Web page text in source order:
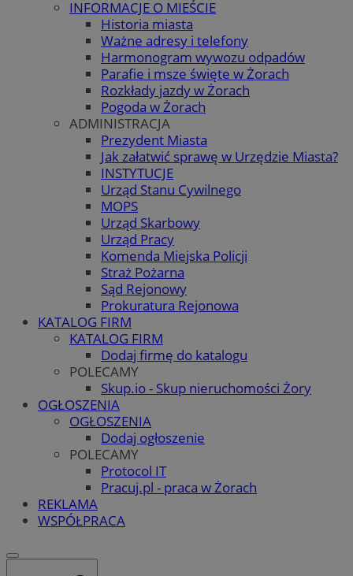
INFORMACJE O MIEŚCIE
Historia miasta
Ważne adresy i telefony
Harmonogram wywozu odpadów
Parafie i msze święte w Żorach
Rozkłady jazdy w Żorach
Pogoda w Żorach
ADMINISTRACJA
Prezydent Miasta
Jak załatwić sprawę w Urzędzie Miasta?
INSTYTUCJE
Urząd Stanu Cywilnego
MOPS
Urząd Skarbowy
Urząd Pracy
Komenda Miejska Policji
Straż Pożarna
Sąd Rejonowy
Prokuratura Rejonowa
KATALOG FIRM
KATALOG FIRM
Dodaj firmę do katalogu
POLECAMY
Skup.io - Skup nieruchomości Żory
OGŁOSZENIA
OGŁOSZENIA
Dodaj ogłoszenie
POLECAMY
Protocol IT
Pracuj.pl - praca w Żorach
REKLAMA
WSPÓŁPRACA